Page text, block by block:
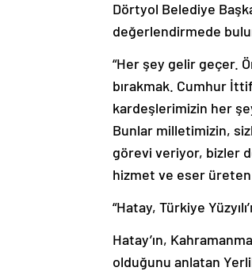
Dörtyol Belediye
değerlendirmede
“Her şey gelir geçer.
bırakmak. Cumhur
kardeşlerimizin her
Bunlar milletimizin,
görevi veriyor, bizler
hizmet ve eser üreten
“Hatay, Türkiye
Hatay’ın,
olduğunu anlatan